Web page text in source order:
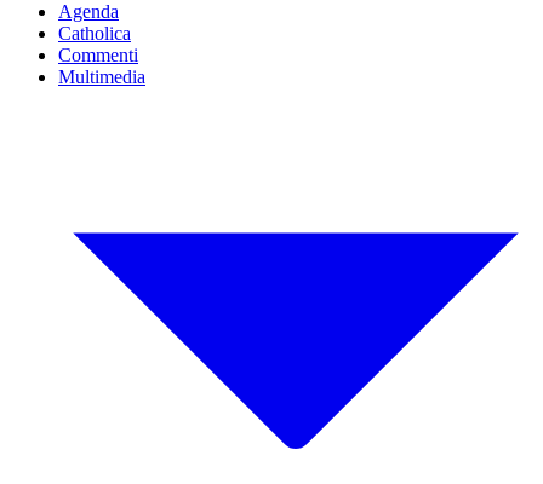
Agenda
Catholica
Commenti
Multimedia